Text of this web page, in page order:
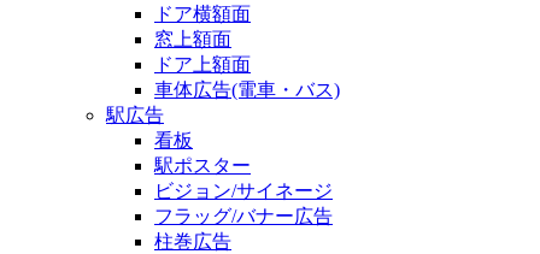
ドア横額面
窓上額面
ドア上額面
車体広告(電車・バス)
駅広告
看板
駅ポスター
ビジョン/サイネージ
フラッグ/バナー広告
柱巻広告